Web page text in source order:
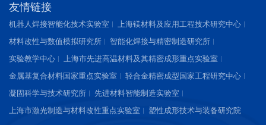
友情链接
机器人焊接智能化技术实验室
上海镁材料及应用工程技术研究中心
材料改性与数值模拟研究所
智能化焊接与精密制造研究所
实验教学中心
上海市先进高温材料及其精密成形重点实验室
金属基复合材料国家重点实验室
轻合金精密成型国家工程研究中心
凝固科学与技术研究所
先进材料智能制造实验室
上海市激光制造与材料改性重点实验室
塑性成形技术与装备研究院